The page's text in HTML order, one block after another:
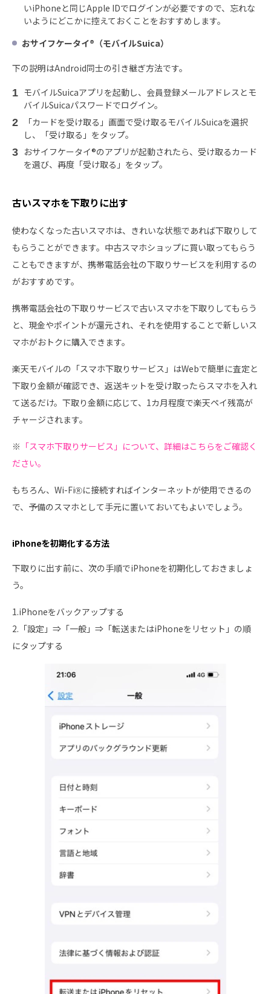
いiPhoneと同じApple IDでログインが必要ですので、忘れな
いようにどこかに控えておくことをおすすめします。
おサイフケータイ®（モバイルSuica）
下の説明はAndroid同士の引き継ぎ方法です。
モバイルSuicaアプリを起動し、会員登録メールアドレスとモ
バイルSuicaパスワードでログイン。
「カードを受け取る」画面で受け取るモバイルSuicaを選択
し、「受け取る」をタップ。
おサイフケータイ®のアプリが起動されたら、受け取るカード
を選び、再度「受け取る」をタップ。
古いスマホを下取りに出す
使わなくなった古いスマホは、きれいな状態であれば下取りして
もらうことができます。中古スマホショップに買い取ってもらう
こともできますが、携帯電話会社の下取りサービスを利用するの
がおすすめです。
携帯電話会社の下取りサービスで古いスマホを下取りしてもらう
と、現金やポイントが還元され、それを使用することで新しいス
マホがおトクに購入できます。
楽天モバイルの「スマホ下取りサービス」はWebで簡単に査定と
下取り金額が確認でき、返送キットを受け取ったらスマホを入れ
て送るだけ。下取り金額に応じて、1カ月程度で楽天ペイ残高が
チャージされます。
※ 「スマホ下取りサービス」について、詳細はこちらをご確認く
ださい。
もちろん、Wi-FiⓇに接続すればインターネットが使用できるの
で、予備のスマホとして手元に置いておいてもよいでしょう。
iPhoneを初期化する方法
下取りに出す前に、次の手順でiPhoneを初期化しておきましょ
う。
1.iPhoneをバックアップする
2.「設定」⇒「一般」⇒「転送またはiPhoneをリセット」の順
にタップする